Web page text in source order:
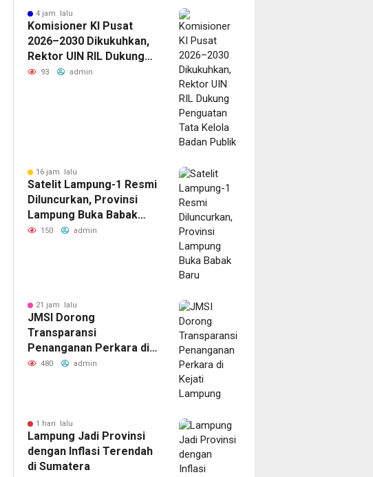
4 jam lalu
Komisioner KI Pusat
2026–2030 Dikukuhkan,
Rektor UIN RIL Dukung
Penguatan Tata Kelola
93 admin
16 jam lalu
Satelit Lampung-1 Resmi
Diluncurkan, Provinsi
Lampung Buka Babak
Baru
150 admin
21 jam lalu
JMSI Dorong
Transparansi
Penanganan Perkara di
Kejati Lampung
480 admin
1 hari lalu
Lampung Jadi Provinsi
dengan Inflasi Terendah
di Sumatera